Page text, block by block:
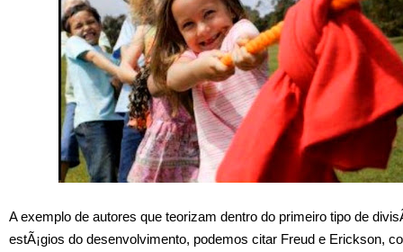
A exemplo de autores que teorizam dentro do primeiro tipo de
estÃ¡gios do desenvolvimento, podemos citar Freud e Erickson,